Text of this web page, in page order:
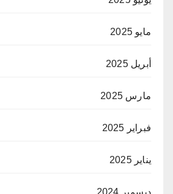
مايو 2025
أبريل 2025
مارس 2025
فبراير 2025
يناير 2025
ديسمبر 2024